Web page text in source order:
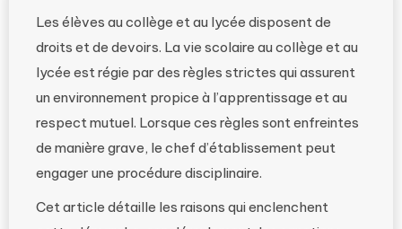
Les élèves au collège et au lycée disposent de
droits et de devoirs. La vie scolaire au collège et au
lycée est régie par des règles strictes qui assurent
un environnement propice à l’apprentissage et au
respect mutuel. Lorsque ces règles sont enfreintes
de manière grave, le chef d’établissement peut
engager une procédure disciplinaire.
Cet article détaille les raisons qui enclenchent